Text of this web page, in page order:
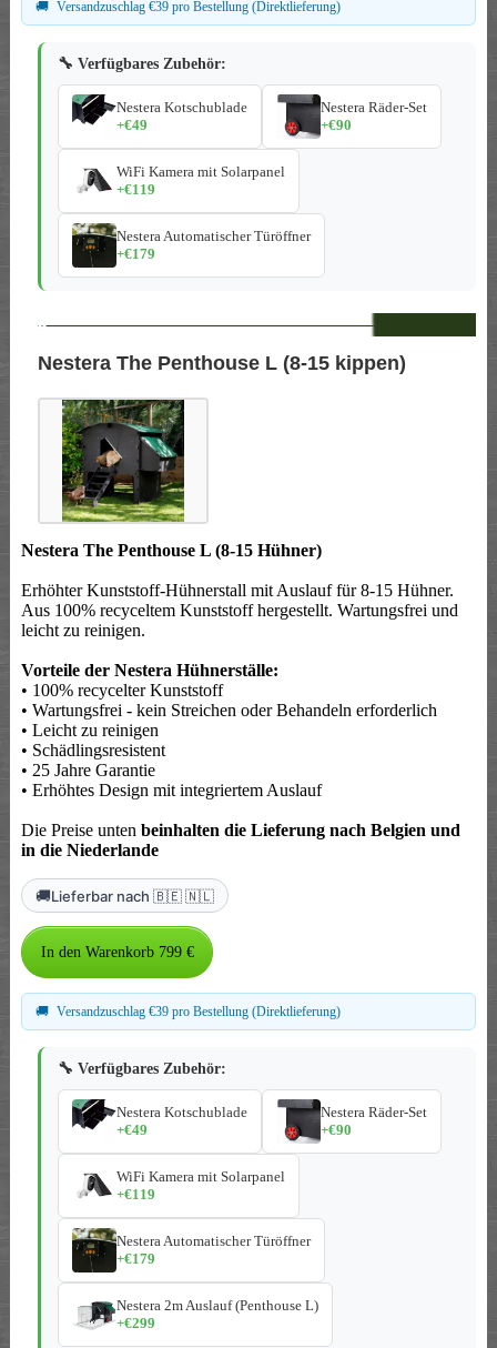
🚚 Versandzuschlag €39 pro Bestellung (Direktlieferung)
🔧 Verfügbares Zubehör:
Nestera Kotschublade
+€49
Nestera Räder-Set
+€90
WiFi Kamera mit Solarpanel
+€119
Nestera Automatischer Türöffner
+€179
--
Nestera The Penthouse L (8-15 kippen)
Nestera The Penthouse L (8-15 Hühner)
Erhöhter Kunststoff-Hühnerstall mit Auslauf für 8-15 Hühner.
Aus 100% recyceltem Kunststoff hergestellt. Wartungsfrei und
leicht zu reinigen.
Vorteile der Nestera Hühnerställe:
• 100% recycelter Kunststoff
• Wartungsfrei - kein Streichen oder Behandeln erforderlich
• Leicht zu reinigen
• Schädlingsresistent
• 25 Jahre Garantie
• Erhöhtes Design mit integriertem Auslauf
Die Preise unten beinhalten die Lieferung nach Belgien und
in die Niederlande
🚚Lieferbar nach 🇧🇪 🇳🇱
🚚 Versandzuschlag €39 pro Bestellung (Direktlieferung)
🔧 Verfügbares Zubehör:
Nestera Kotschublade
+€49
Nestera Räder-Set
+€90
WiFi Kamera mit Solarpanel
+€119
Nestera Automatischer Türöffner
+€179
Nestera 2m Auslauf (Penthouse L)
+€299